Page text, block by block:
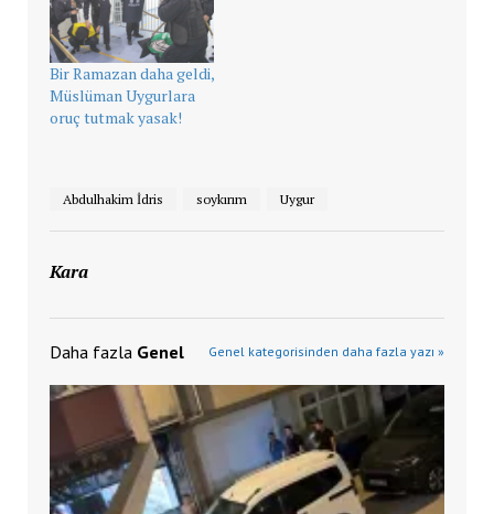
Bir Ramazan daha geldi,
Müslüman Uygurlara
oruç tutmak yasak!
Abdulhakim İdris soykırım Uygur
Kara
Daha fazla Genel Genel kategorisinden daha fazla yazı »